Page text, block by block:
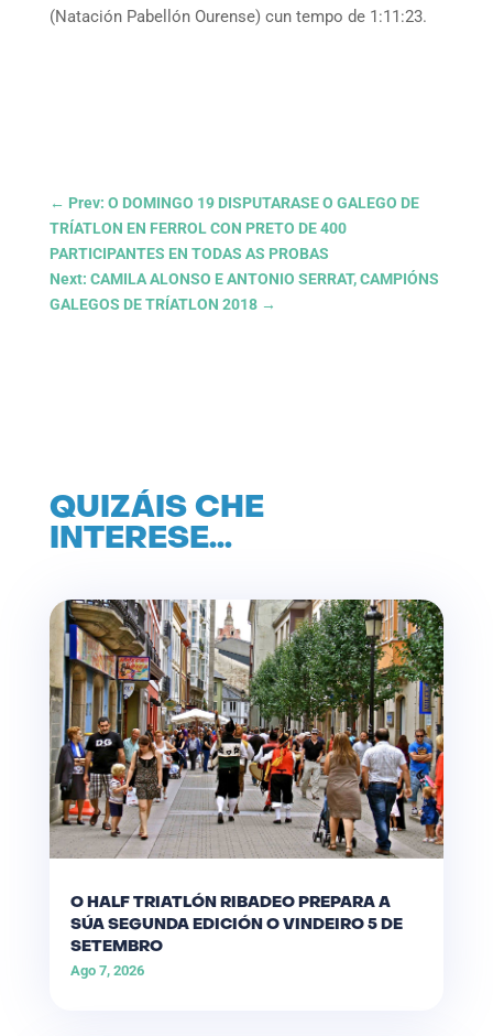
(Natación Pabellón Ourense) cun tempo de 1:11:23.
← Prev: O DOMINGO 19 DISPUTARASE O GALEGO DE
TRÍATLON EN FERROL CON PRETO DE 400
PARTICIPANTES EN TODAS AS PROBAS
Next: CAMILA ALONSO E ANTONIO SERRAT, CAMPIÓNS
GALEGOS DE TRÍATLON 2018→
QUIZÁIS CHE
INTERESE…
O HALF TRIATLÓN RIBADEO PREPARA A
SÚA SEGUNDA EDICIÓN O VINDEIRO 5 DE
SETEMBRO
Ago 7, 2026